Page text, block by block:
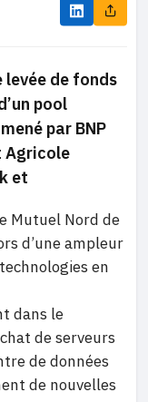
levée de fonds
pool
par BNP
Agricole
et
Mutuel Nord de
d’une ampleur
en
dans le
de serveurs
de données
de nouvelles